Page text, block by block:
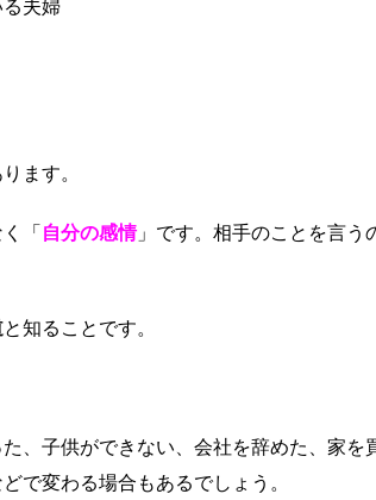
る夫婦
ます。
「 自分の感情」です。相手のことを言う
と知ることです。
、子供ができない、会社を辞めた、家を
で変わる場合もあるでしょう。